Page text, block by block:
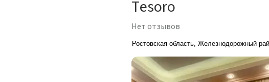
Tesoro
Нет отзывов
Ростовская область, Железнодорожный